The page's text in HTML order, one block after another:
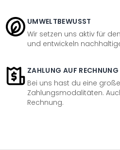
UMWELTBEWUSST
Wir setzen uns aktiv für
und entwickeln
ZAHLUNG AUF RECHNUNG
Bei uns hast du eine
Zahlungsmodalitäten.
Rechnung.